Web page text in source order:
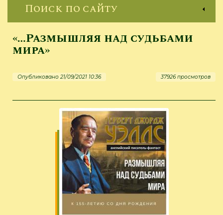
Поиск по сайту
«…Размышляя над судьбами
мира»
Опубликовано 21/09/2021 10:36 37926 просмотров